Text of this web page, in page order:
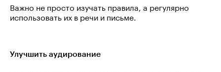
Важно не просто изучать правила, а регулярно
использовать их в речи и письме.
Улучшить аудирование